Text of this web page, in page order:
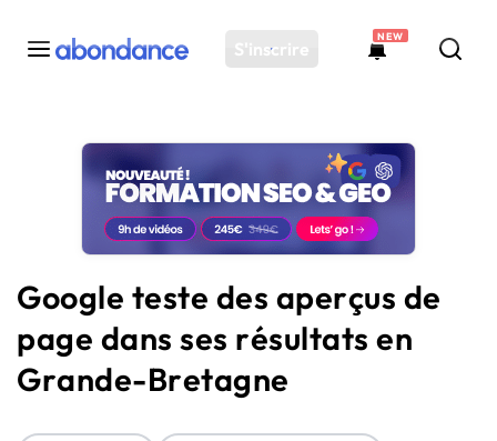
S'inscrire
NEW
Toutes les actus
Actus SEO
Plateforme
Solutions
Ressources
Audit SEO
Google teste des aperçus de
page dans ses résultats en
Grande-Bretagne